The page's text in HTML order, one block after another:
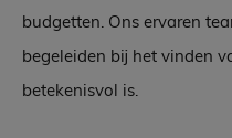
budgetten. Ons ervaren
begeleiden bij het vinden
betekenisvol is.